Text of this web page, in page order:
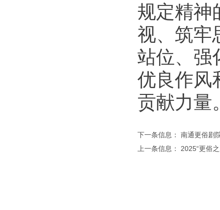
规定精神
视、筑牢
站位、强
优良作风
贡献力量
下一条信息： 南通更俗剧
上一条信息： 2025“更俗